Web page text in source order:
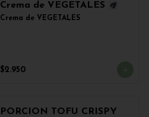
Crema de VEGETALES
Crema de VEGETALES
$2.950
PORCION TOFU CRISPY